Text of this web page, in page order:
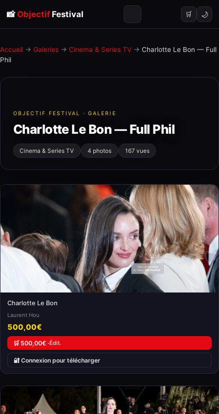
📸 ObjectifFestival 🛒 🌙
Accueil → Galeries → Cinema & Series TV → Charlotte Le Bon — Full
Phil
OBJECTIF FESTIVAL · GALERIE
Charlotte Le Bon — Full Phil
Cinema & Series TV 4 photos 167 vues
Charlotte Le Bon
Laurent Hou
500,00€
🛒 500,00€ ·Édit.
🔐 Connexion pour télécharger